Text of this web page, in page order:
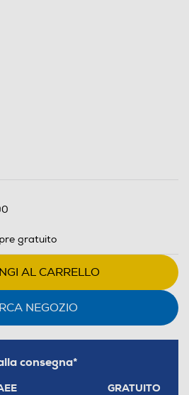
gratuito
AL CARRELLO
NEGOZIO
consegna*
GRATUITO